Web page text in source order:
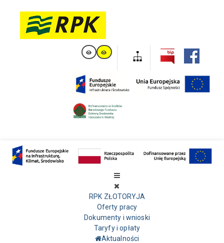
RPK ZŁOTORYJA
Oferty pracy
Dokumenty i wnioski
Taryfy i opłaty
Aktualności